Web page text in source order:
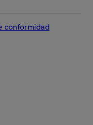
conformidad